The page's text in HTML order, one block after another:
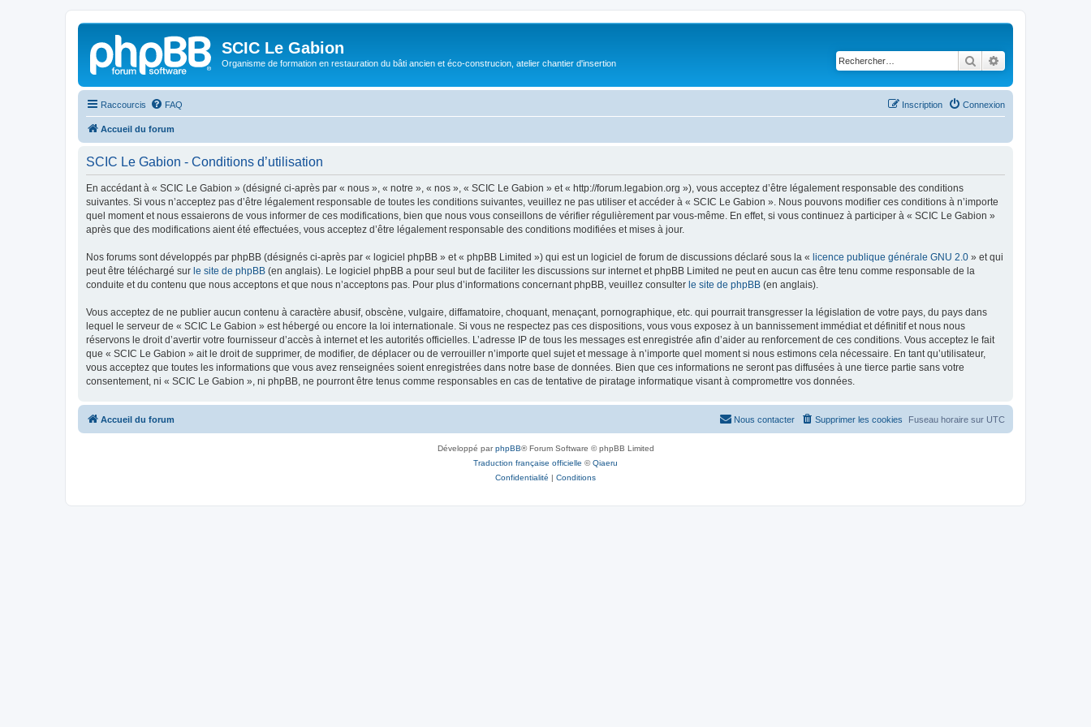
SCIC Le Gabion
Organisme de formation en restauration du bâti ancien et éco-construcion, atelier chantier d'insertion Rechercher
Raccourcis FAQ Connexion
Inscription
Accueil du forum
SCIC Le Gabion - Conditions d’utilisation
En accédant à « SCIC Le Gabion » (désigné ci-après par « nous », « notre », « nos », « SCIC Le Gabion » et « http://forum.legabion.org »), vous acceptez d’être légalement responsable des conditions
suivantes. Si vous n’acceptez pas d’être légalement responsable de toutes les conditions suivantes, veuillez ne pas utiliser et accéder à « SCIC Le Gabion ». Nous pouvons modifier ces conditions à n’importe
quel moment et nous essaierons de vous informer de ces modifications, bien que nous vous conseillons de vérifier régulièrement par vous-même. En effet, si vous continuez à participer à « SCIC Le Gabion »
après que des modifications aient été effectuées, vous acceptez d’être légalement responsable des conditions modifiées et mises à jour.
Nos forums sont développés par phpBB (désignés ci-après par « logiciel phpBB » et « phpBB Limited ») qui est un logiciel de forum de discussions déclaré sous la « licence publique générale GNU 2.0 » et qui
peut être téléchargé sur le site de phpBB (en anglais). Le logiciel phpBB a pour seul but de faciliter les discussions sur internet et phpBB Limited ne peut en aucun cas être tenu comme responsable de la
conduite et du contenu que nous acceptons et que nous n’acceptons pas. Pour plus d’informations concernant phpBB, veuillez consulter le site de phpBB (en anglais).
Vous acceptez de ne publier aucun contenu à caractère abusif, obscène, vulgaire, diffamatoire, choquant, menaçant, pornographique, etc. qui pourrait transgresser la législation de votre pays, du pays dans
lequel le serveur de « SCIC Le Gabion » est hébergé ou encore la loi internationale. Si vous ne respectez pas ces dispositions, vous vous exposez à un bannissement immédiat et définitif et nous nous
réservons le droit d’avertir votre fournisseur d’accès à internet et les autorités officielles. L’adresse IP de tous les messages est enregistrée afin d’aider au renforcement de ces conditions. Vous acceptez le fait
que « SCIC Le Gabion » ait le droit de supprimer, de modifier, de déplacer ou de verrouiller n’importe quel sujet et message à n’importe quel moment si nous estimons cela nécessaire. En tant qu’utilisateur,
vous acceptez que toutes les informations que vous avez renseignées soient enregistrées dans notre base de données. Bien que ces informations ne seront pas diffusées à une tierce partie sans votre
consentement, ni « SCIC Le Gabion », ni phpBB, ne pourront être tenus comme responsables en cas de tentative de piratage informatique visant à compromettre vos données.
Accueil du forum Fuseau horaire sur UTC
Supprimer les cookies
Nous contacter
Développé parphpBB® Forum Software © phpBB Limited
Traduction française officielle ©Qiaeru
Confidentialité | Conditions